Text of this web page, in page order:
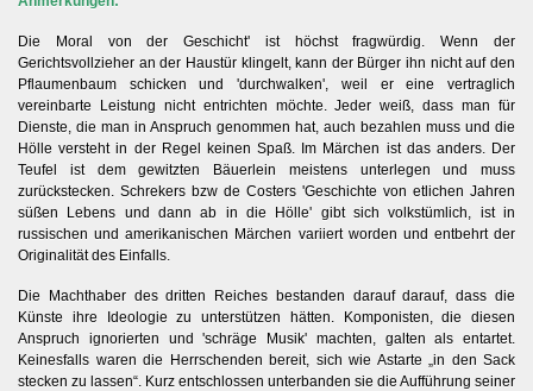
Die Moral von der Geschicht' ist höchst fragwürdig. Wenn der
Gerichtsvollzieher an der Haustür klingelt, kann der Bürger ihn nicht auf den
Pflaumenbaum schicken und 'durchwalken', weil er eine vertraglich
vereinbarte Leistung nicht entrichten möchte. Jeder weiß, dass man für
Dienste, die man in Anspruch genommen hat, auch bezahlen muss und die
Hölle versteht in der Regel keinen Spaß. Im Märchen ist das anders. Der
Teufel ist dem gewitzten Bäuerlein meistens unterlegen und muss
zurückstecken. Schrekers bzw de Costers 'Geschichte von etlichen Jahren
süßen Lebens und dann ab in die Hölle' gibt sich volkstümlich, ist in
russischen und amerikanischen Märchen variiert worden und entbehrt der
Originalität des Einfalls.
Die Machthaber des dritten Reiches bestanden darauf darauf, dass die
Künste ihre Ideologie zu unterstützen hätten. Komponisten, die diesen
Anspruch ignorierten und 'schräge Musik' machten, galten als entartet.
Keinesfalls waren die Herrschenden bereit, sich wie Astarte „in den Sack
stecken zu lassen“. Kurz entschlossen unterbanden sie die Aufführung seiner